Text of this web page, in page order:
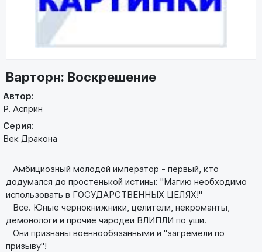
Варторн: Воскрешение
Автор:
Р. Асприн
Серия:
Век Дракона
Амбициозный молодой император - первый, кто
додумался до простенькой истины: "Магию необходимо
использовать в ГОСУДАРСТВЕННЫХ ЦЕЛЯХ!"
Все. Юные чернокнижники, целители, некроманты,
демонологи и прочие чародеи ВЛИПЛИ по уши.
Они признаны военнообязанными и "загремели по
призыву"!